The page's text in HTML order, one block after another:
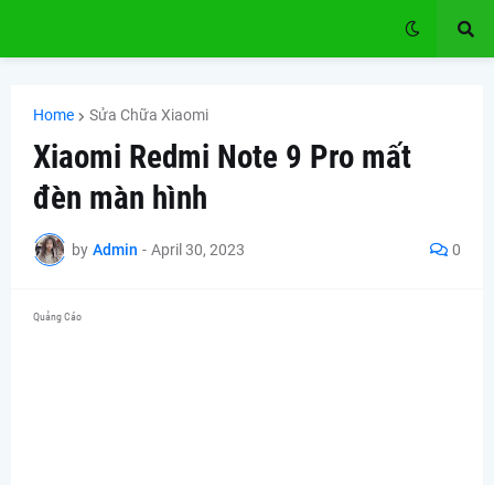
Home Sửa Chữa Xiaomi
Xiaomi Redmi Note 9 Pro mất
đèn màn hình
by Admin - April 30, 2023 0
Quảng Cáo